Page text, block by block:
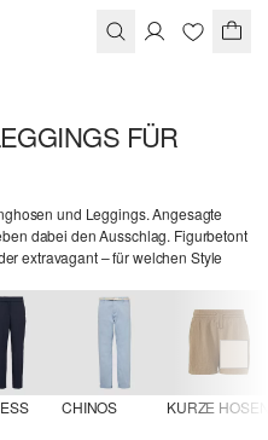
FÜR
und Leggings. Angesagte
dabei den Ausschlag. Figurbetont
extravagant – für welchen Style
CHINOS KURZE